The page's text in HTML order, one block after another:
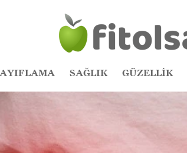
SAĞLIK GÜZELLİK